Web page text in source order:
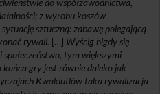
do współzawodnictwa,
z wyrobu koszów
sztuczną: zabawę polegającą
rywali. […] Wyścig nigdy się
tym większymi
końca gry jest równie daleko jak
Kwakiutlów taka rywalizacja